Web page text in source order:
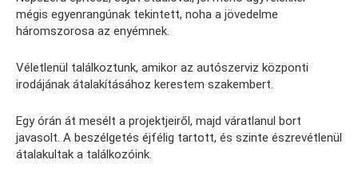
mégis egyenrangúnak tekintett, noha a jövedelme
háromszorosa az enyémnek.
Véletlenül találkoztunk, amikor az autószerviz központi
irodájának átalakításához kerestem szakembert.
Egy órán át mesélt a projektjeiről, majd váratlanul bort
javasolt. A beszélgetés éjfélig tartott, és szinte észrevétlenül
átalakultak a találkozóink.